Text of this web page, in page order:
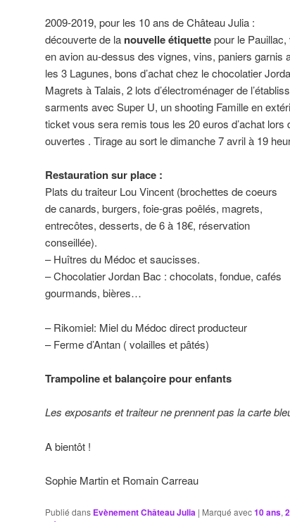
2009-2019, pour les 10 ans de Château Julia :
découverte de la nouvelle étiquettepour le Pauillac,
en avion au-dessus des vignes, vins, paniers garnis
les 3 Lagunes, bons d’achat chez le chocolatier
Magrets à Talais, 2 lots d’électroménager de
sarments avec Super U, un shooting Famille en
ticket vous sera remis tous les 20 euros d’achat
ouvertes . Tirage au sort le dimanche 7 avril à 19
Restauration sur place :
Plats du traiteur Lou Vincent (brochettes de coeurs
de canards, burgers, foie-gras poêlés, magrets,
entrecôtes, desserts, de 6 à 18€, réservation
conseillée).
– Huîtres du Médoc et saucisses.
– Chocolatier Jordan Bac : chocolats, fondue, cafés
gourmands, bières…
– Rikomiel: Miel du Médoc direct producteur
– Ferme d’Antan ( volailles et pâtés)
Trampoline et balançoire pour enfants
Les exposants et traiteur ne prennent pas la carte
A bientôt !
Sophie Martin et Romain Carreau
Publié dans Evènement Château Julia | Marqué avec10 ans,